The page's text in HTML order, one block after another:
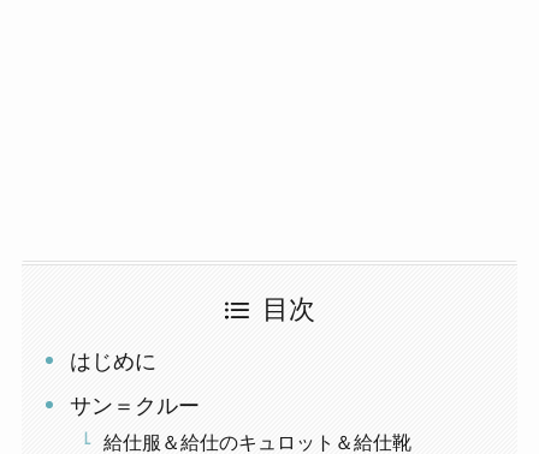
目次
はじめに
サン＝クルー
給仕服＆給仕のキュロット＆給仕靴